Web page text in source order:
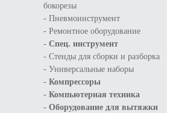
бокорезы
- Пневмоинструмент
- Ремонтное оборудование
- Спец. инструмент
- Стенды для сборки и разборка
- Универсальные наборы
- Компрессоры
- Компьютерная техника
- Оборудование для вытяжки